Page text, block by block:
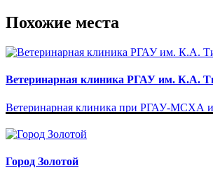
Похожие места
Ветеринарная клиника РГАУ им. К.А.
Ветеринарная клиника при РГАУ-МСХА
Город Золотой